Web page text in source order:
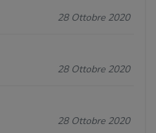
28 Ottobre 2020
28 Ottobre 2020
28 Ottobre 2020